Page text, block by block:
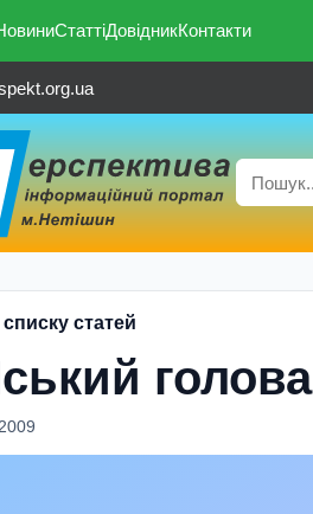
СтаттіДовідникКонтакти
статей